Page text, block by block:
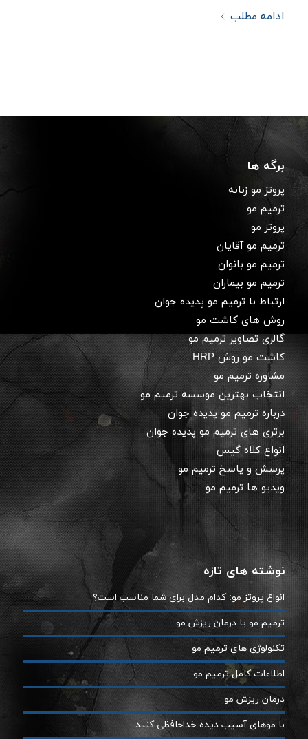
ادامه مطلب
برگه ها
پروتز مو زنانه
ترمیم مو
پروتز مو
ترمیم مو آقایان
ترمیم مو بانوان
ترمیم مو بیماران
ارتباط با ترمیم مو پدیده جوان
روش های کاشت مو
گالری تصاویر ترمیم مو
کاشت مو روش HRP
مشاوره ترمیم مو
انتخاب بهترین موسسه ترمیم مو
درباره ترمیم مو پدیده جوان
برتری های ترمیم مو پدیده جوان
انواع کلاه گیس
پرسش و پاسخ ترمیم مو
ویدیو ها ترمیم مو
نوشته های تازه
انواع پروتز مو: کدام مدل برای شما مناسب است؟
ترمیم مو یا درمان ریزش مو
تکنولوژی های ترمیم مو
اطلاعات کامل ترمیم مو
درمان ریزش مو
با موهای آسیب دیده خداحافظی کنید